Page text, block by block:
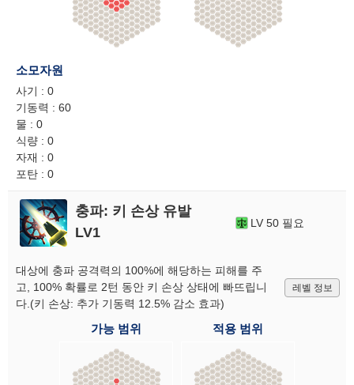
소모자원
사기 : 0
기동력 : 60
물 : 0
식량 : 0
자재 : 0
포탄 : 0
충파: 키 손상 유발
LV1
LV 50 필요
대상에 충파 공격력의 100%에 해당하는 피해를 주
고, 100% 확률로 2턴 동안 키 손상 상태에 빠뜨립니
다.(키 손상: 추가 기동력 12.5% 감소 효과)
레벨 정보
가능 범위 적용 범위